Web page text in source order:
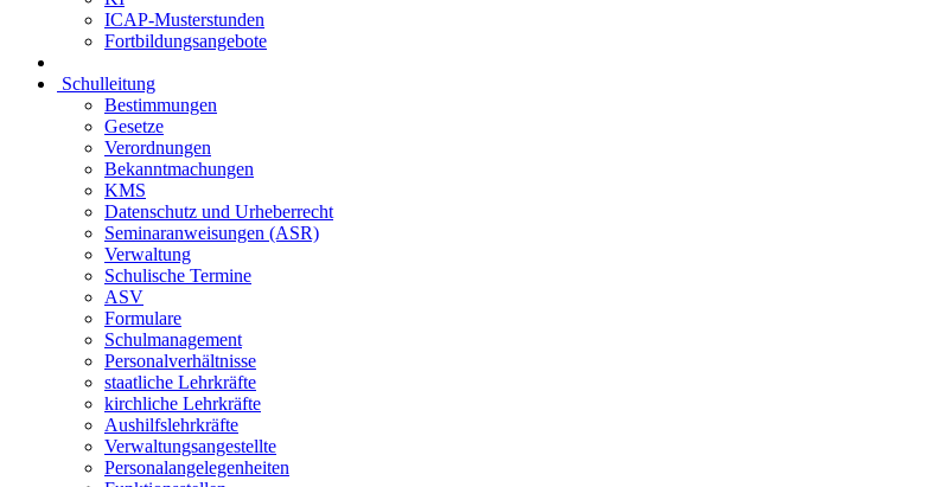
ICAP-Musterstunden
Fortbildungsangebote
Schulleitung
Bestimmungen
Gesetze
Verordnungen
Bekanntmachungen
KMS
Datenschutz und Urheberrecht
Seminaranweisungen (ASR)
Verwaltung
Schulische Termine
ASV
Formulare
Schulmanagement
Personalverhältnisse
staatliche Lehrkräfte
kirchliche Lehrkräfte
Aushilfslehrkräfte
Verwaltungsangestellte
Personalangelegenheiten